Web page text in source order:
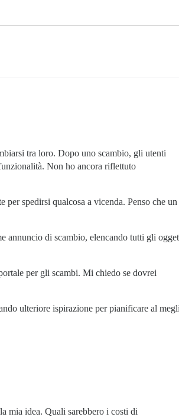
tra loro. Dopo uno scambio, gli utenti
Non ho ancora riflettuto
per spedirsi qualcosa a vicenda. Penso che un
annuncio di scambio, elencando tutti gli
per gli scambi. Mi chiedo se dovrei
ulteriore ispirazione per pianificare al
mia idea. Quali sarebbero i costi di